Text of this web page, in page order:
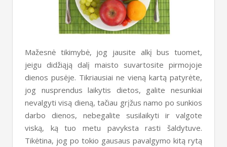
Mažesnė tikimybė, jog jausite alkį bus tuomet,
jeigu didžiąją dalį maisto suvartosite pirmojoje
dienos pusėje. Tikriausiai ne vieną kartą patyrėte,
jog nusprendus laikytis dietos, galite nesunkiai
nevalgyti visą dieną, tačiau grįžus namo po sunkios
darbo dienos, nebegalite susilaikyti ir valgote
viską, ką tuo metu pavyksta rasti šaldytuve.
Tikėtina, jog po tokio gausaus pavalgymo kitą rytą